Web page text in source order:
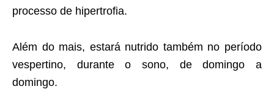
processo de hipertrofia.
Além do mais, estará nutrido também no período
vespertino, durante o sono, de domingo a
domingo.